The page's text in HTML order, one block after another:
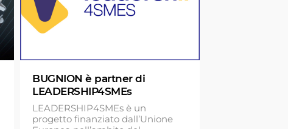
BUGNION è partner di
LEADERSHIP4SMEs
LEADERSHIP4SMEs è un
progetto finanziato dall’Unione